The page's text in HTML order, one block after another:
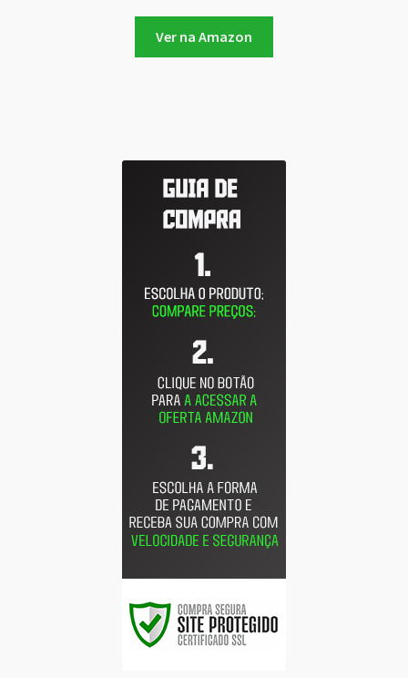
Ver na Amazon